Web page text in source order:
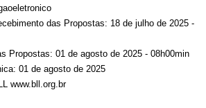
das Propostas: 18 de julho de 2025 -
Propostas: 01 de agosto de 2025 - 08h00min
01 de agosto de 2025
www.bll.org.br